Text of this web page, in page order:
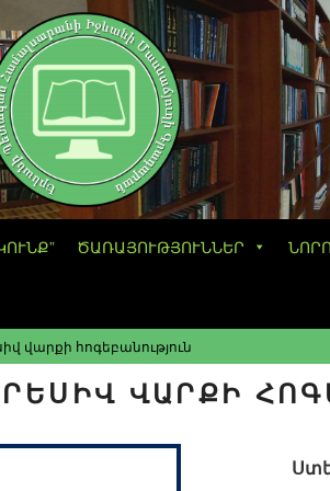
ԾԱՌԱՅՈՒԹՅՈՒՆՆԵՐ
վարքի հոգեբանություն
ՎԱՐՔԻ